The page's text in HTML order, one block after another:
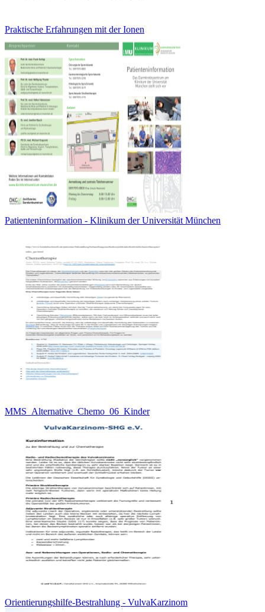
Praktische Erfahrungen mit der Ionen
Patienteninformation - Klinikum der Universität München
MMS_Alternative_Chemo_06_Kinder
Orientierungshilfe-Bestrahlung - VulvaKarzinom